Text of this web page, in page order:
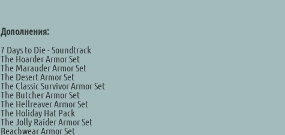
Дополнения:
7 Days to Die - Soundtrack
The Hoarder Armor Set
The Marauder Armor Set
The Desert Armor Set
The Classic Survivor Armor Set
The Butcher Armor Set
The Hellreaver Armor Set
The Holiday Hat Pack
The Jolly Raider Armor Set
Beachwear Armor Set